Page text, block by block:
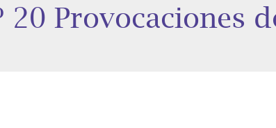
20 Provocaciones